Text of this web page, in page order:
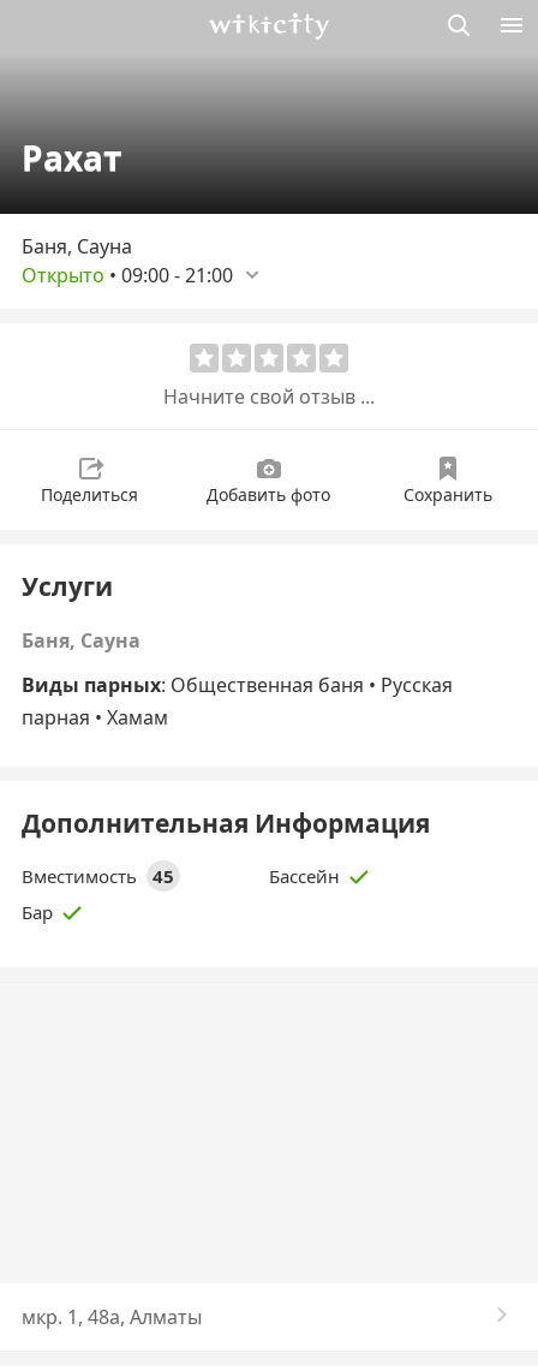
Рахат
Баня, Сауна
Открыто • 09:00-21:00
Начните свой отзыв ...
Поделиться Добавить фото Сохранить
Услуги
Баня, Сауна
Виды парных: Общественная баня • Русская
парная • Хамам
Дополнительная Информация
Вместимость 45
Бассейн
Бар
мкр. 1, 48а, Алматы